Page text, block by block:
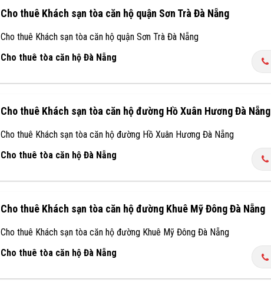
Cho thuê Khách sạn tòa căn hộ quận Sơn Trà Đà Nẵng
Cho thuê Khách sạn tòa căn hộ quận Sơn Trà Đà Nẵng
Cho thuê tòa căn hộ Đà Nẵng
Cho thuê Khách sạn tòa căn hộ đường Hồ Xuân Hương Đà Nẵng
Cho thuê Khách sạn tòa căn hộ đường Hồ Xuân Hương Đà Nẵng
Cho thuê tòa căn hộ Đà Nẵng
Cho thuê Khách sạn tòa căn hộ đường Khuê Mỹ Đông Đà Nẵng
Cho thuê Khách sạn tòa căn hộ đường Khuê Mỹ Đông Đà Nẵng
Cho thuê tòa căn hộ Đà Nẵng